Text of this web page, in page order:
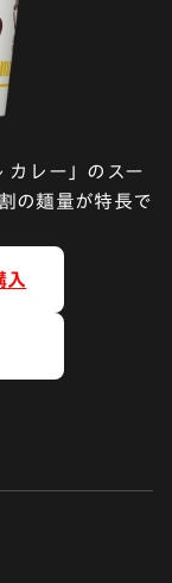
カレー」のスー
の麺量が特長で
入